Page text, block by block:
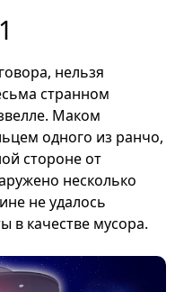
нельзя
странном
Маком
одного из ранчо,
стороне от
несколько
не удалось
в качестве мусора.